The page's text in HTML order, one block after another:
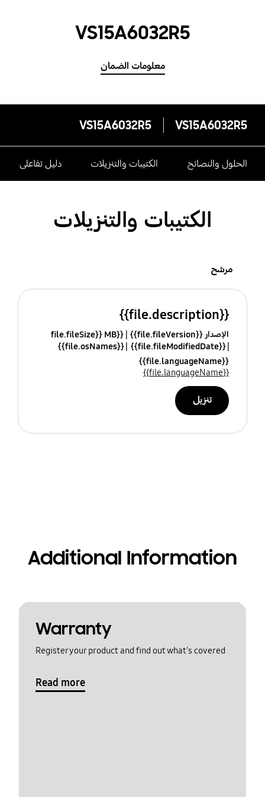
VS15A6032R5
معلومات الضمان
VS15A6032R5
VS15A6032R5
الحلول والنصائح الكتيبات والتنزيلات دليل تفاعلى
الكتيبات والتنزيلات
مرشح
{{file.description}}
الإصدار {{file.fileVersion}}
{{file.fileSize}} MB
{{file.fileModifiedDate}}
{{file.osNames}}
{{file.languageName}}
{{file.languageName}}
تنزيل
Additional Information
Warranty
Register your product and find out what's covered
Read more